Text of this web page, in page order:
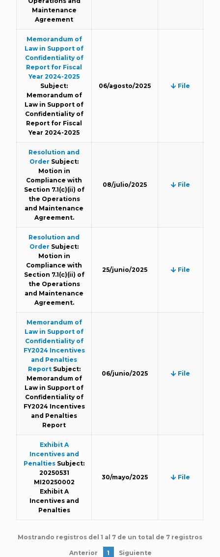
Maintenance
Agreement
Memorandum of
Law in Support of
Confidentiality of
Report for Fiscal
Year 2024-2025
Subject:
Memorandum of
Law in Support of
Confidentiality of
Report for Fiscal
Year 2024-2025
06/agosto/2025 File
Resolution and
Order Subject:
Motion in
Compliance with
Section 7.1(c)(ii) of
the Operations
and Maintenance
Agreement.
08/julio/2025 File
Resolution and
Order Subject:
Motion in
Compliance with
Section 7.1(c)(ii) of
the Operations
and Maintenance
Agreement.
25/junio/2025 File
Memorandum of
Law in Support of
Confidentiality of
FY2024 Incentives
and Penalties
Report Subject:
Memorandum of
Law in Support of
Confidentiality of
FY2024 Incentives
and Penalties
Report
06/junio/2025 File
Exhibit A
Incentives and
Penalties Subject:
20250531
MI20250002
Exhibit A
Incentives and
Penalties
30/mayo/2025 File
Mostrando registros del 1 al 7 de un total de 7 registros
Anterior 1 Siguiente